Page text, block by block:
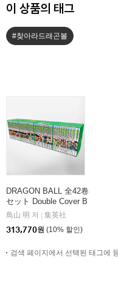
이 상품의 태그
#찾아라드래곤볼
DRAGON BALL 全42卷
セット Double Cover B
ox
鳥山 明 저
集英社
313,770원 (10% 할인)
검색 페이지에서 선택된 태그에